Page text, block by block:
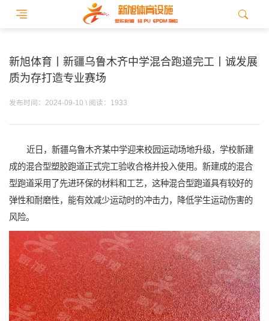
新旭体育丨新疆乌鲁木齐中学混合跑道完工丨诚发展
质为存打造专业赛场
发布时间：2024-09-10 \ 阅读：1933
近日，新疆乌鲁木齐某中学迎来校园运动场地升级，学校新建
成的混合型塑胶跑道正式完工验收合格并投入使用。新建成的混合
型跑道采用了先进环保的材料和工艺，这种混合型跑道具有较好的
弹性和耐磨性，能有效减少运动时的冲击力，降低学生运动伤害的
风险。